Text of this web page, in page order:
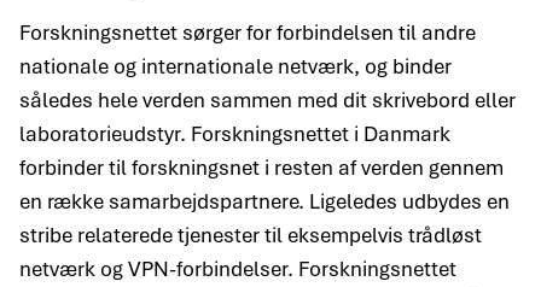
Forskningsnettet sørger for forbindelsen til andre
nationale og internationale netværk, og binder
således hele verden sammen med dit skrivebord eller
laboratorieudstyr. Forskningsnettet i Danmark
forbinder til forskningsnet i resten af verden gennem
en række samarbejdspartnere. Ligeledes udbydes en
stribe relaterede tjenester til eksempelvis trådløst
netværk og VPN-forbindelser. Forskningsnettet